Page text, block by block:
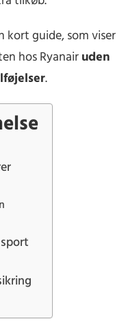
kort guide, som viser
hos Ryanairuden
.